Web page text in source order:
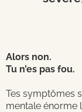
Alors non.
Tu n’es pas fou.
Tes symptômes
mentale énorme